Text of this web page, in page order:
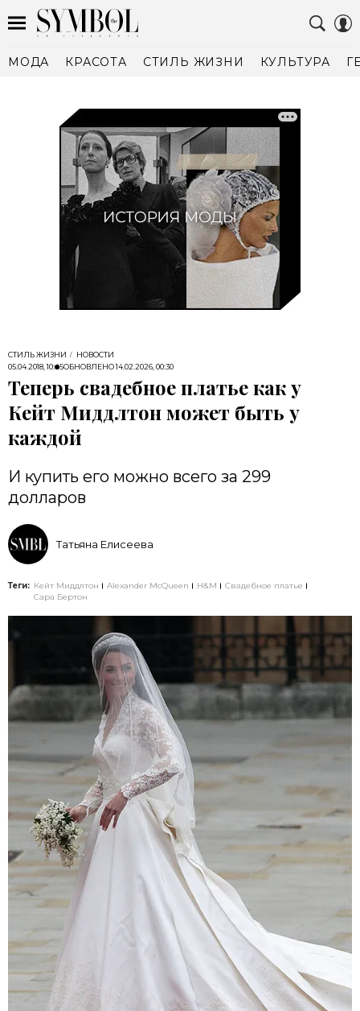
МОДА КРАСОТА СТИЛЬ ЖИЗНИ КУЛЬТУРА
СТИЛЬ ЖИЗНИ
НОВОСТИ
05.04.2018, 10:45ОБНОВЛЕНО14.02.2026, 00:30
Теперь свадебное платье как у
Кейт Миддлтон может быть у
каждой
И купить его можно всего за 299
долларов
Татьяна Елисеева
Теги: Кейт Миддлтон Alexander McQueen H&M
Свадебное платье
Сара Бертон